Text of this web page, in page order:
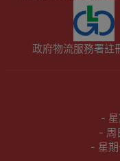
政府物流服務署註
-
- 周
- 星